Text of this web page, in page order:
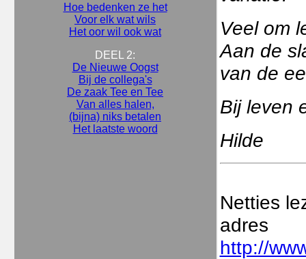
Hoe bedenken ze het
Voor elk wat wils
Het oor wil ook wat
DEEL 2:
De Nieuwe Oogst
Bij de collega's
De zaak Tee en Tee
Van alles halen,
(bijna) niks betalen
Het laatste woord
Veel om
Aan de
van de
Bij leven
Hilde
Netties
adres
http://